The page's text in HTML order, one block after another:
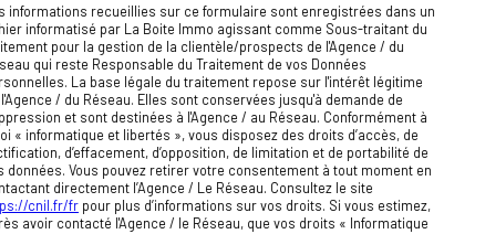
informations recueillies sur ce formulaire sont enregistrées dans un
informatisé par La Boite Immo agissant comme Sous-traitant du
pour la gestion de la clientèle/prospects de l'Agence / du
qui reste Responsable du Traitement de vos Données
La base légale du traitement repose sur l'intérêt légitime
/ du Réseau. Elles sont conservées jusqu'à demande de
et sont destinées à l'Agence / au Réseau. Conformément à
« informatique et libertés », vous disposez des droits d’accès, de
d’effacement, d’opposition, de limitation et de portabilité de
données. Vous pouvez retirer votre consentement à tout moment en
directement l’Agence / Le Réseau. Consultez le site
cnil.fr/fr pour plus d’informations sur vos droits. Si vous estimez,
avoir contacté l'Agence / le Réseau, que vos droits « Informatique